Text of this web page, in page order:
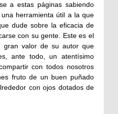
a estas páginas sabiendo
herramienta útil a la que
dude sobre la eficacia de
con su gente. Este es el
valor de su autor que
ante todo, un atentísimo
con todos nosotros
fruto de un buen puñado
con ojos dotados de